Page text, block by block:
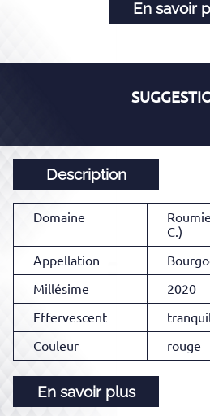
En savoir
Description
Domaine
C.)
Appellation
Millésime
2020
Effervescent
Couleur
rouge
En savoir plus